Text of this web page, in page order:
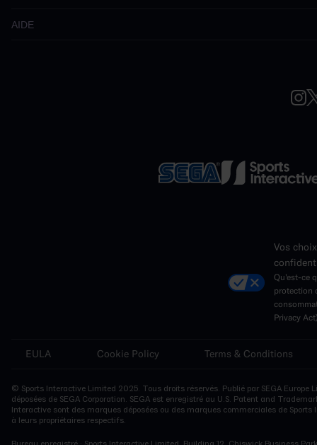
AIDE
Vos
Qu'est-ce
protection
Privacy
EULA Cookie Policy Terms & Conditions
© Sports Interactive Limited 2025. Tous droits réservés. Publié par SEGA Europe
déposées de SEGA Corporation. SEGA est enregistré au U.S. Patent and
Interactive sont des marques déposées ou des marques commerciales de
à leurs propriétaires respectifs.